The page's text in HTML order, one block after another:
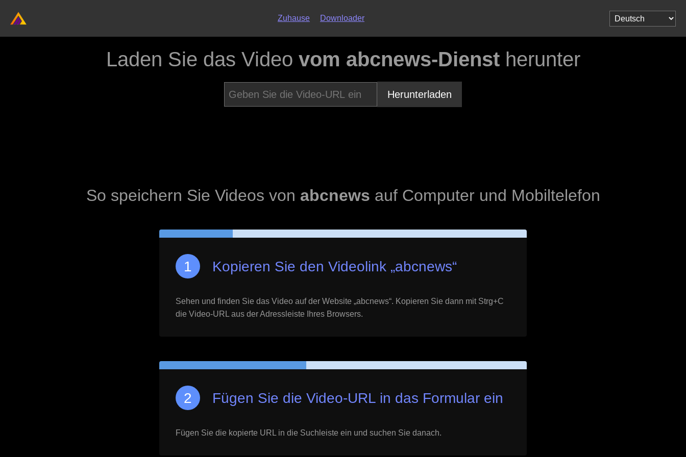
Zuhause Downloader
Laden Sie das Video vom abcnews-Dienstherunter
Herunterladen
So speichern Sie Videos von abcnews auf Computer und Mobiltelefon
Kopieren Sie den Videolink „abcnews“
Sehen und finden Sie das Video auf der Website „abcnews“. Kopieren Sie dann mit Strg+C
die Video-URL aus der Adressleiste Ihres Browsers.
Fügen Sie die Video-URL in das Formular ein
Fügen Sie die kopierte URL in die Suchleiste ein und suchen Sie danach.